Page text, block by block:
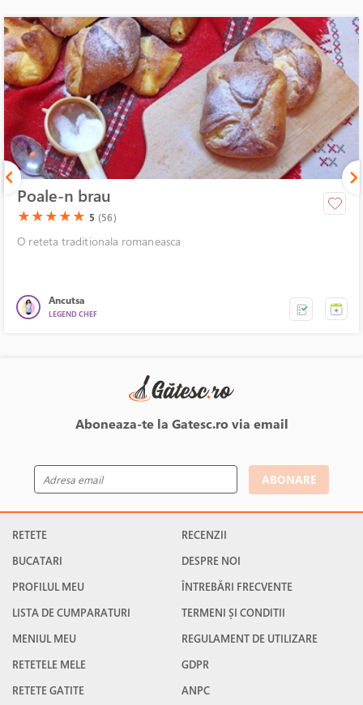
Poale-n brau
(*)
★(*)
★(*)
★(*)
★(*)
★ 5 (56)
O reteta traditionala romaneasca
Ancutsa
LEGEND CHEF
Aboneaza-te la Gatesc.ro via email
ABONARE
RETETE
BUCATARI
PROFILUL MEU
LISTA DE CUMPARATURI
MENIUL MEU
RETETELE MELE
RETETE GATITE
RECENZII
DESPRE NOI
ÎNTREBĂRI FRECVENTE
TERMENI ȘI CONDITII
REGULAMENT DE UTILIZARE
GDPR
ANPC